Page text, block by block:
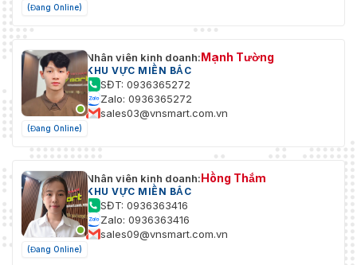
(Đang Online)
(Đang Online)
Nhân viên kinh doanh:Mạnh Tường
KHU VỰC MIỀN BẮC
SĐT: 0936365272
Zalo: 0936365272
sales03@vnsmart.com.vn
(Đang Online)
Nhân viên kinh doanh:Hồng Thắm
KHU VỰC MIỀN BẮC
SĐT: 0936363416
Zalo: 0936363416
sales09@vnsmart.com.vn